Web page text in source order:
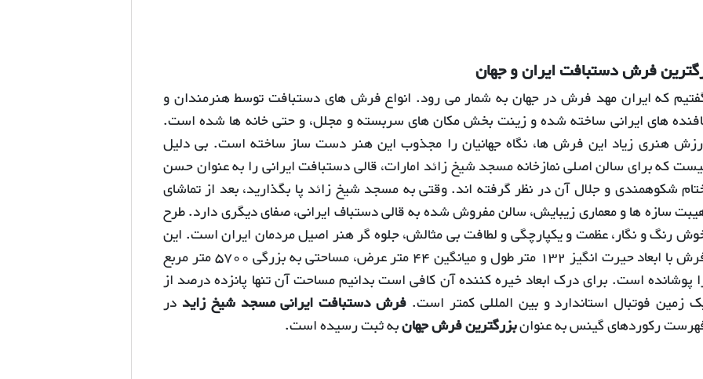
فرش دستبافت ایران و جهان
که ایران مهد فرش در جهان به شمار می رود. انواع فرش های دستبافت توسط هنرمندان و
های ایرانی ساخته شده و زینت بخش مکان های سربسته و مجلل، و حتی خانه ها شده است.
هنری زیاد این فرش ها، نگاه جهانیان را مجذوب این هنر دست ساز ساخته است. بی دلیل
که برای سالن اصلی نمازخانه مسجد شیخ زائد امارات، قالی دستبافت ایرانی را به عنوان حسن
شکوهمندی و جلال آن در نظر گرفته اند. وقتی به مسجد شیخ زائد پا بگذارید، بعد از تماشای
سازه ها و معماری زیبایش، سالن مفروش شده به قالی دستباف ایرانی، صفای دیگری دارد. طرح
رنگ و نگار، عظمت و یکپارچگی و لطافت بی مثالش، جلوه گر هنر اصیل مردمان ایران است. این
فرش با ابعاد حیرت انگیز 132 متر طول و میانگین 44 متر عرض، مساحتی به بزرگی 5700 متر مربع
پوشانده است. برای درک ابعاد خیره کننده آن کافی است بدانیم مساحت آن تنها پانزده درصد از
زمین فوتبال استاندارد و بین المللی کمتر است. فرش دستبافت ایرانی مسجد شیخ زاید در
رکوردهای گینس به عنوانبزرگترین فرش جهانبه ثبت رسیده است.